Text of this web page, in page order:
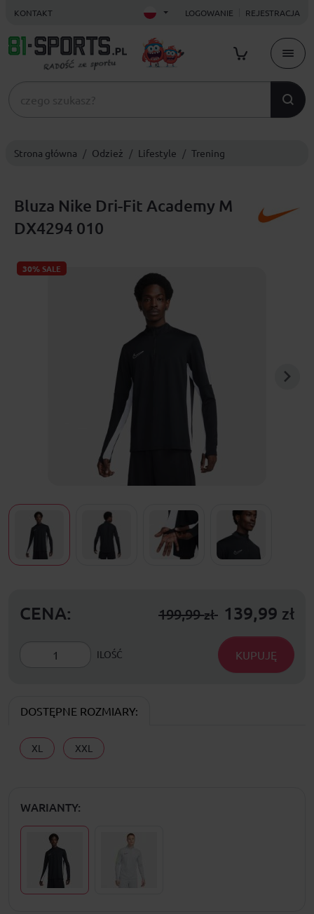
KONTAKT LOGOWANIE REJESTRACJA
Strona główna Odzież Lifestyle Trening
Bluza Nike Dri-Fit Academy M
DX4294 010
30% SALE
CENA: 199,99zł 139,99 zł
ILOŚĆ KUPUJĘ
DOSTĘPNE ROZMIARY:
XL XXL
WARIANTY: